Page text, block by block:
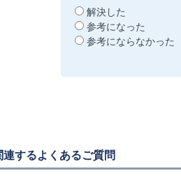
解決した
参考になった
参考にならなかった
連するよくあるご質問